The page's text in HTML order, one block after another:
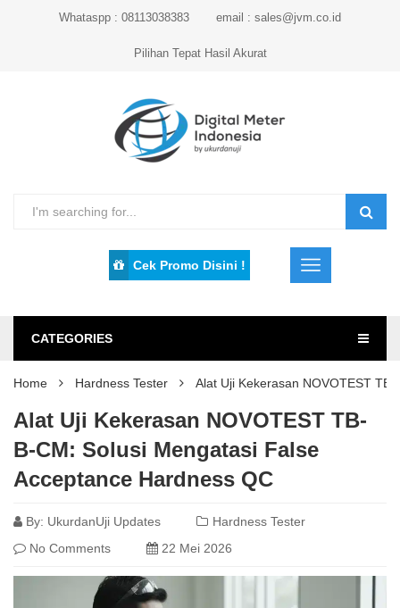
Whataspp : 08113038383 email : sales@jvm.co.id
Pilihan Tepat Hasil Akurat
Cek Promo Disini !
CATEGORIES
Home Hardness Tester Alat Uji Kekerasan NOVOTEST
Alat Uji Kekerasan NOVOTEST TB-
B-CM: Solusi Mengatasi False
Acceptance Hardness QC
By: UkurdanUji Updates
Hardness Tester
No Comments
22 Mei 2026